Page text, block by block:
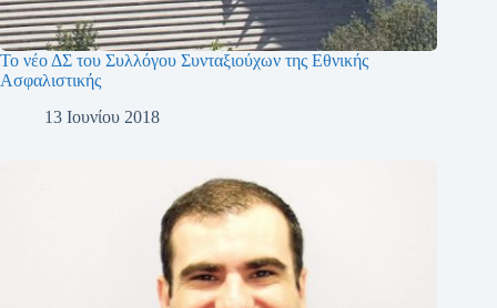
Το νέο ΔΣ του Συλλόγου Συνταξιούχων της Εθνικής
Ασφαλιστικής
13 Ιουνίου 2018